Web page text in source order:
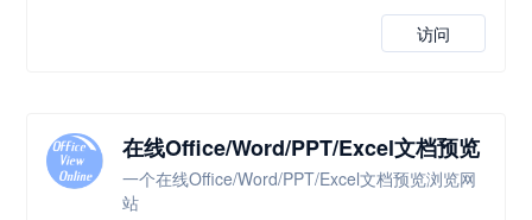
访问
在线Office/Word/PPT/Excel文档预览
浏览
一个在线Office/Word/PPT/Excel文档预览浏览网
站